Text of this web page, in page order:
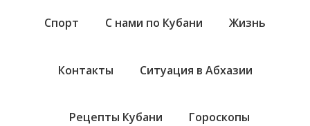
Спорт С нами по Кубани Жизнь
Контакты Ситуация в Абхазии
Рецепты Кубани Гороскопы